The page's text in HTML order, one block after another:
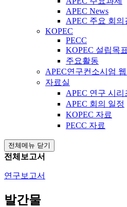
APEC News
APEC 주요 회의
KOPEC
PECC
KOPEC 설립목
주요활동
APEC연구컨소시엄
자료실
APEC 연구 시리
APEC 회의 일정
KOPEC 자료
PECC 자료
전체메뉴 닫기
전체보고서
연구보고서
발간물